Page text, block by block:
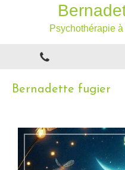
Psychothérapie
Bernadette fugier